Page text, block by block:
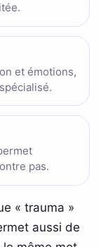
et émotions,
pas.
« trauma »
aussi de